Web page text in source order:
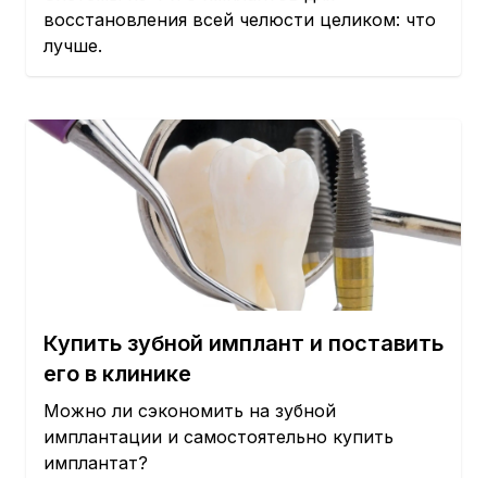
восстановления всей челюсти целиком: что
лучше.
Купить зубной имплант и поставить
его в клинике
Можно ли сэкономить на зубной
имплантации и самостоятельно купить
имплантат?